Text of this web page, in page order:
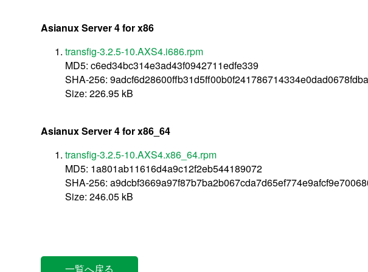
Asianux Server 4 for x86
transfig-3.2.5-10.AXS4.i686.rpm
MD5: c6ed34bc314e3ad43f0942711edfe339
SHA-256:
Size: 226.95 kB
Asianux Server 4 for x86_64
transfig-3.2.5-10.AXS4.x86_64.rpm
MD5: 1a801ab11616d4a9c12f2eb544189072
SHA-256:
Size: 246.05 kB
一覧へ戻る